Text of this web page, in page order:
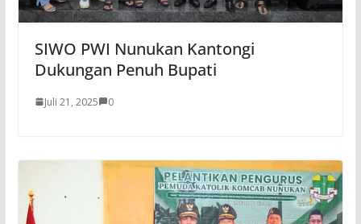
SIWO PWI Nunukan Kantongi
Dukungan Penuh Bupati
Juli 21, 2025 0